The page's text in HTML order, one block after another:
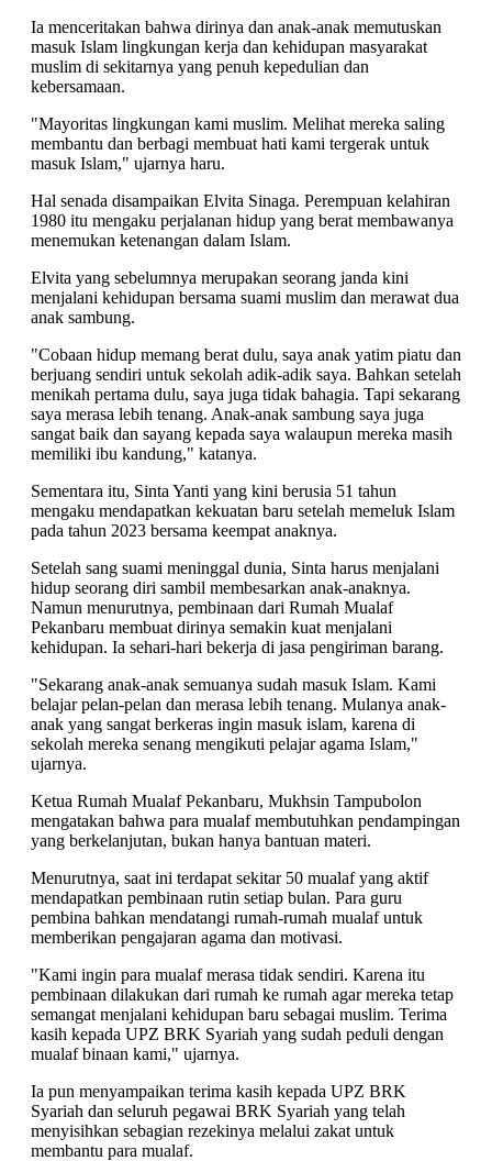
Ia menceritakan bahwa dirinya dan anak-anak memutuskan
masuk Islam lingkungan kerja dan kehidupan masyarakat
muslim di sekitarnya yang penuh kepedulian dan
kebersamaan.
"Mayoritas lingkungan kami muslim. Melihat mereka saling
membantu dan berbagi membuat hati kami tergerak untuk
masuk Islam," ujarnya haru.
Hal senada disampaikan Elvita Sinaga. Perempuan kelahiran
1980 itu mengaku perjalanan hidup yang berat membawanya
menemukan ketenangan dalam Islam.
Elvita yang sebelumnya merupakan seorang janda kini
menjalani kehidupan bersama suami muslim dan merawat dua
anak sambung.
"Cobaan hidup memang berat dulu, saya anak yatim piatu dan
berjuang sendiri untuk sekolah adik-adik saya. Bahkan setelah
menikah pertama dulu, saya juga tidak bahagia. Tapi sekarang
saya merasa lebih tenang. Anak-anak sambung saya juga
sangat baik dan sayang kepada saya walaupun mereka masih
memiliki ibu kandung," katanya.
Sementara itu, Sinta Yanti yang kini berusia 51 tahun
mengaku mendapatkan kekuatan baru setelah memeluk Islam
pada tahun 2023 bersama keempat anaknya.
Setelah sang suami meninggal dunia, Sinta harus menjalani
hidup seorang diri sambil membesarkan anak-anaknya.
Namun menurutnya, pembinaan dari Rumah Mualaf
Pekanbaru membuat dirinya semakin kuat menjalani
kehidupan. Ia sehari-hari bekerja di jasa pengiriman barang.
"Sekarang anak-anak semuanya sudah masuk Islam. Kami
belajar pelan-pelan dan merasa lebih tenang. Mulanya anak-
anak yang sangat berkeras ingin masuk islam, karena di
sekolah mereka senang mengikuti pelajar agama Islam,"
ujarnya.
Ketua Rumah Mualaf Pekanbaru, Mukhsin Tampubolon
mengatakan bahwa para mualaf membutuhkan pendampingan
yang berkelanjutan, bukan hanya bantuan materi.
Menurutnya, saat ini terdapat sekitar 50 mualaf yang aktif
mendapatkan pembinaan rutin setiap bulan. Para guru
pembina bahkan mendatangi rumah-rumah mualaf untuk
memberikan pengajaran agama dan motivasi.
"Kami ingin para mualaf merasa tidak sendiri. Karena itu
pembinaan dilakukan dari rumah ke rumah agar mereka tetap
semangat menjalani kehidupan baru sebagai muslim. Terima
kasih kepada UPZ BRK Syariah yang sudah peduli dengan
mualaf binaan kami," ujarnya.
Ia pun menyampaikan terima kasih kepada UPZ BRK
Syariah dan seluruh pegawai BRK Syariah yang telah
menyisihkan sebagian rezekinya melalui zakat untuk
membantu para mualaf.